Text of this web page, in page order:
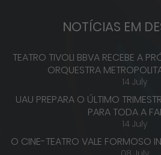
NOTÍCIAS EM
TEATRO TIVOLI BBVA RECEBE A
ORQUESTRA
14 July
UAU PREPARA O ÚLTIMO
PARA TODA A
14 July
O CINE-TEATRO VALE FORMOSO